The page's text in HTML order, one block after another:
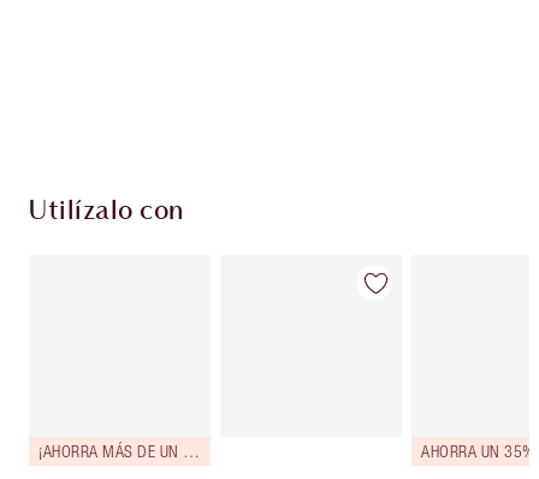
Utilízalo con
¡AHORRA MÁS DE UN 50%!* AHORRA UN